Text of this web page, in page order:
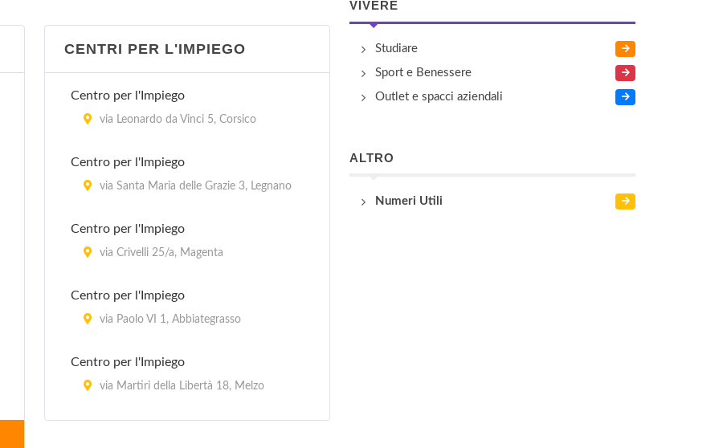
CENTRI PER L'IMPIEGO
Centro per l'Impiego
via Leonardo da Vinci 5, Corsico
Centro per l'Impiego
via Santa Maria delle Grazie 3, Legnano
Centro per l'Impiego
via Crivelli 25/a, Magenta
Centro per l'Impiego
via Paolo VI 1, Abbiategrasso
Centro per l'Impiego
via Martiri della Libertà 18, Melzo
VIVERE
Studiare
Sport e Benessere
Outlet e spacci aziendali
ALTRO
Numeri Utili